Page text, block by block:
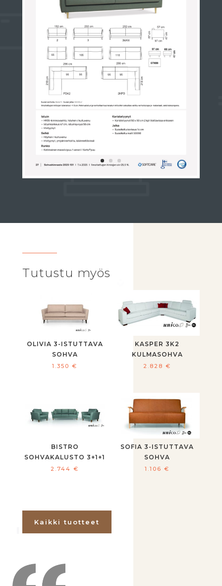
Tutustu myös
OLIVIA 3-ISTUTTAVA
SOHVA
1.350€
KASPER 3K2
KULMASOHVA
2.828€
BISTRO
SOHVAKALUSTO 3+1+1
2.744€
SOFIA 3-ISTUTTAVA
SOHVA
1.106€
Kaikki tuotteet